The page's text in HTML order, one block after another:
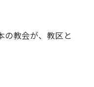
の教会が、教区と